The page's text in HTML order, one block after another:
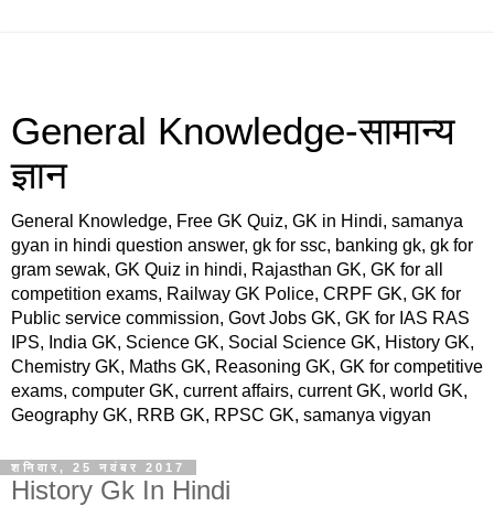
General Knowledge-सामान्य
ज्ञान
General Knowledge, Free GK Quiz, GK in Hindi, samanya
gyan in hindi question answer, gk for ssc, banking gk, gk for
gram sewak, GK Quiz in hindi, Rajasthan GK, GK for all
competition exams, Railway GK Police, CRPF GK, GK for
Public service commission, Govt Jobs GK, GK for IAS RAS
IPS, India GK, Science GK, Social Science GK, History GK,
Chemistry GK, Maths GK, Reasoning GK, GK for competitive
exams, computer GK, current affairs, current GK, world GK,
Geography GK, RRB GK, RPSC GK, samanya vigyan
शनिवार, 25 नवंबर 2017
History Gk In Hindi